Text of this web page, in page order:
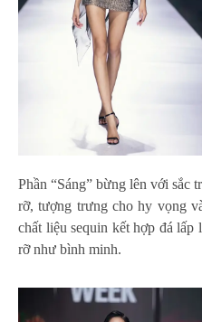
Phần “Sáng” bừng lên với sắc
rỡ, tượng trưng cho hy vọng
chất liệu sequin kết hợp đá lấp
rỡ như bình minh.